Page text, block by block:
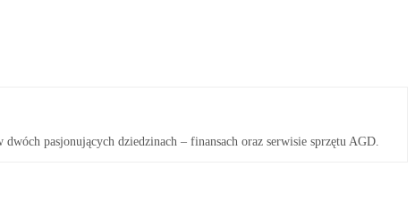
pasjonujących dziedzinach – finansach oraz serwisie sprzętu AGD.